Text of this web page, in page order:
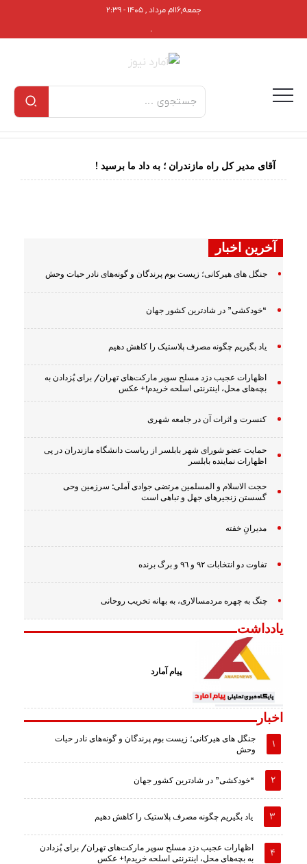
جمعه,۱۶ام مرداد , ۱۴۰۵ - ۲:۳۹
.
آقای مدیر کل راه مازندران ؛ به داد ما برسید !
آخرین اخبار
جنگل های هیرکانی؛ زیست بوم پرندگان و گونه‌های نادر حیات وحش
“خودکشی” در شادترین کشور جهان
یاد بگیریم چگونه مصرف پلاستیک را کاهش دهیم
اظهارات عجیب دزد مسلح سوپر مارکت‌های تهران/ برای پُزدادن به
بچه‌های محل، اینترنتی اسلحه خریدم!+ عکس
کنسرت و اثرات آن در جامعه شهری
حمایت عضو شورای شهر بابلسر از ریاست دانشگاه مازندران در پی
اظهارات نماینده بابلسر
حجت الاسلام و المسلمین مرتضی جوادی آملی: سرزمین وحى
گسستن زنجیرهاى جهل و تباهى است
مدیرانِ خفته
تفاوت دو انتخابات ٩٢ و ٩٦ و برگ برنده
چنگ به چهره مردمسالاری، به بهانه تخریب روحانی
یادداشت
پیام آمارد
اخبار
جنگل های هیرکانی؛ زیست بوم پرندگان و گونه‌های نادر حیات
وحش
“خودکشی” در شادترین کشور جهان
یاد بگیریم چگونه مصرف پلاستیک را کاهش دهیم
اظهارات عجیب دزد مسلح سوپر مارکت‌های تهران/ برای پُزدادن
به بچه‌های محل، اینترنتی اسلحه خریدم!+ عکس